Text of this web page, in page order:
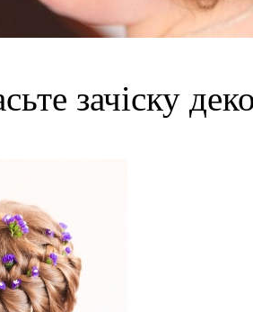
зачіску